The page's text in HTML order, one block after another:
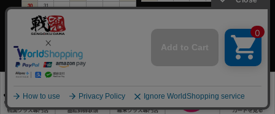
30
31
赤い日付が定休日です。
※定休日は、商品の発送・電話でのお問合せは、お休みさせて頂いて
おりますので予めご了承下さい。